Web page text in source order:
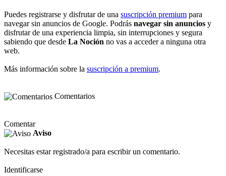
Puedes registrarse y disfrutar de una suscripción premium para
navegar sin anuncios de Google. Podrás navegar sin anuncios y
disfrutar de una experiencia limpia, sin interrupciones y segura
sabiendo que desde La Noción no vas a acceder a ninguna otra
web.
Más información sobre la suscripción a premium.
Comentarios
Comentar
Aviso
Necesitas estar registrado/a para escribir un comentario.
Identificarse